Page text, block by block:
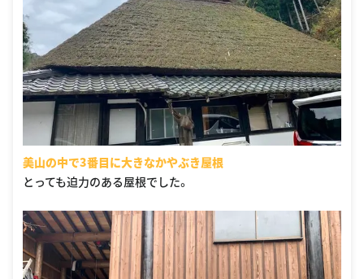
美山の中で3番目に大きなかやぶき屋根
とっても迫力のある屋根でした。